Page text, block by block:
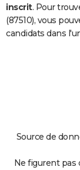
COPAINS D'AVANT
S'inscrire
Se connecter
Lycées
Collèges
Primaires
Universités
Entreprises
Service militaire
Avis de recherche
inscrit. Pour
(87510), vous
candidats dans
Source de
Ne figurent pas